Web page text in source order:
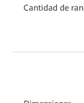
Cantidad de